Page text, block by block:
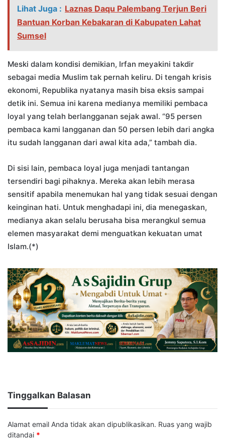
Lihat Juga : Laznas Daqu Palembang Terjun Beri
Bantuan Korban Kebakaran di Kabupaten Lahat
Sumsel
Meski dalam kondisi demikian, Irfan meyakini takdir
sebagai media Muslim tak pernah keliru. Di tengah krisis
ekonomi, Republika nyatanya masih bisa eksis sampai
detik ini. Semua ini karena medianya memiliki pembaca
loyal yang telah berlangganan sejak awal. “95 persen
pembaca kami langganan dan 50 persen lebih dari angka
itu sudah langganan dari awal kita ada,” tambah dia.
Di sisi lain, pembaca loyal juga menjadi tantangan
tersendiri bagi pihaknya. Mereka akan lebih merasa
sensitif apabila menemukan hal yang tidak sesuai dengan
keinginan hati. Untuk menghadapi ini, dia menegaskan,
medianya akan selalu berusaha bisa merangkul semua
elemen masyarakat demi menguatkan kekuatan umat
Islam.(*)
Tinggalkan Balasan
Alamat email Anda tidak akan dipublikasikan. Ruas yang wajib
ditandai *